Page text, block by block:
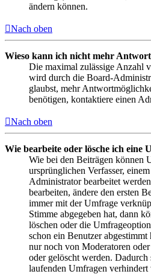
ändern können.
Nach oben
Wieso kann ich nicht mehr
Die maximal zulässige Anzahl
wird durch die Board-
glaubst, mehr
benötigen, kontaktiere einen
Nach oben
Wie bearbeite oder lösche ich eine
Wie bei den Beiträgen können
ursprünglichen Verfasser,
Administrator bearbeitet
bearbeiten, ändere den ersten
immer mit der Umfrage
Stimme abgegeben hat, dann
löschen oder die
schon ein Benutzer
nur noch von Moderatoren
oder gelöscht werden.
laufenden Umfragen verhindert